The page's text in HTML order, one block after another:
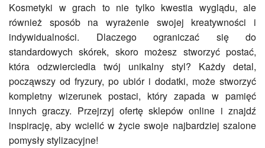
Kosmetyki w grach to nie tylko kwestia wyglądu, ale
również sposób na wyrażenie swojej kreatywności i
indywidualności. Dlaczego ograniczać się do
standardowych skórek, skoro możesz stworzyć postać,
która odzwierciedla twój unikalny styl? Każdy detal,
począwszy od fryzury, po ubiór i dodatki, może stworzyć
kompletny wizerunek postaci, który zapada w pamięć
innych graczy. Przejrzyj ofertę sklepów online i znajdź
inspirację, aby wcielić w życie swoje najbardziej szalone
pomysły stylizacyjne!